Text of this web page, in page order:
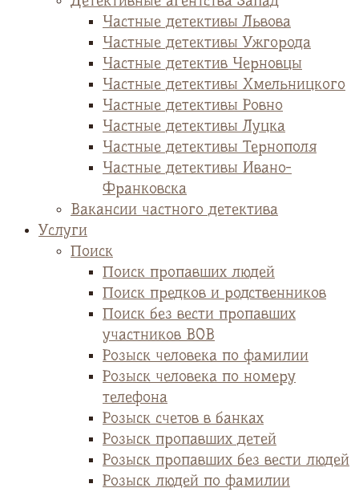
Частные детективы Львова
Частные детективы Ужгорода
Частные детектив Черновцы
Частные детективы Хмельницкого
Частные детективы Ровно
Частные детективы Луцка
Частные детективы Тернополя
Частные детективы Ивано-
Франковска
Вакансии частного детектива
Услуги
Поиск
Поиск пропавших людей
Поиск предков и родственников
Поиск без вести пропавших
участников ВОВ
Розыск человека по фамилии
Розыск человека по номеру
телефона
Розыск счетов в банках
Розыск пропавших детей
Розыск пропавших без вести людей
Розыск людей по фамилии